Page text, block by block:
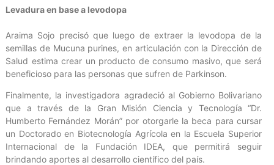
Levadura en base a levodopa
Araima Sojo precisó que luego de extraer la levodopa de la
semillas de Mucuna purines, en articulación con la Dirección de
Salud estima crear un producto de consumo masivo, que será
beneficioso para las personas que sufren de Parkinson.
Finalmente, la investigadora agradeció al Gobierno Bolivariano
que a través de la Gran Misión Ciencia y Tecnología “Dr.
Humberto Fernández Morán” por otorgarle la beca para cursar
un Doctorado en Biotecnología Agrícola en la Escuela Superior
Internacional de la Fundación IDEA, que permitirá seguir
brindando aportes al desarrollo científico del país.